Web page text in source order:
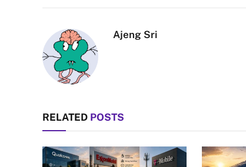
Ajeng Sri
RELATED POSTS